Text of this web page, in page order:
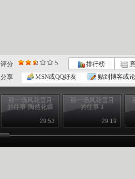
评分 5 排行榜
分享
MSN或QQ好友 贴到博客或
那一场风花雪月
的往事·陶然化蝶
29:53
那一场风花雪月
的往事 1
29:19